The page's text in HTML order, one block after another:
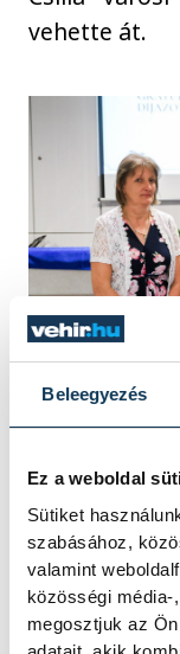
Beleegyezés
Ez a weboldal
Sütiket
szabásához,
valamint
közösségi
megosztjuk az
vehette át.
Az év
(középen)
Az év fiatal